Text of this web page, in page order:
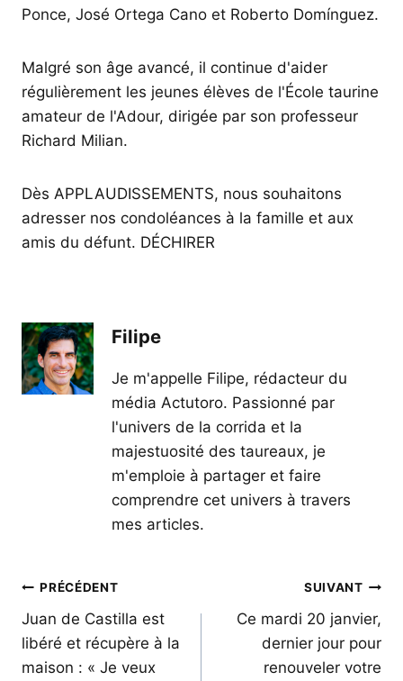
Ponce, José Ortega Cano et Roberto Domínguez.
Malgré son âge avancé, il continue d'aider
régulièrement les jeunes élèves de l'École taurine
amateur de l'Adour, dirigée par son professeur
Richard Milian.
Dès APPLAUDISSEMENTS, nous souhaitons
adresser nos condoléances à la famille et aux
amis du défunt. DÉCHIRER
Filipe
Je m'appelle Filipe, rédacteur du
média Actutoro. Passionné par
l'univers de la corrida et la
majestuosité des taureaux, je
m'emploie à partager et faire
comprendre cet univers à travers
mes articles.
Navigation
de
l’article
PRÉCÉDENT
Juan de Castilla est
libéré et récupère à la
maison : « Je veux
SUIVANT
Ce mardi 20 janvier,
dernier jour pour
renouveler votre